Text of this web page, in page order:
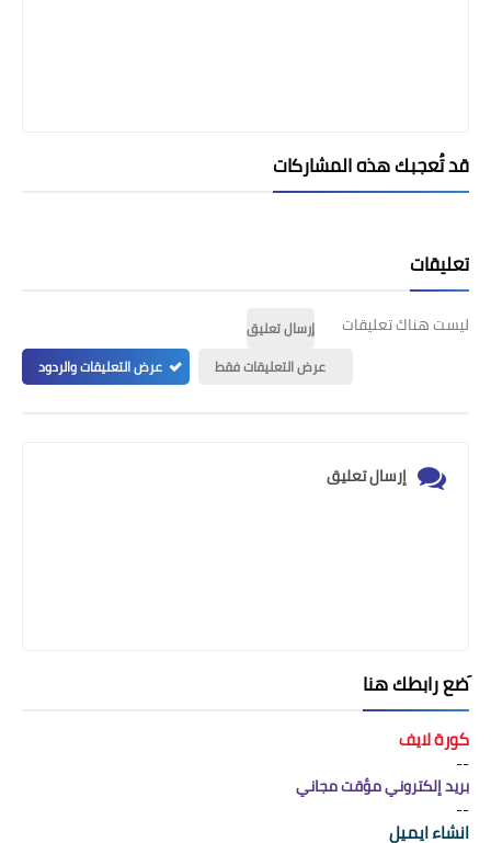
قد تُعجبك هذه المشاركات
تعليقات
ليست هناك تعليقات
إرسال تعليق
عرض التعليقات فقط
عرض التعليقات والردود
إرسال تعليق
َضع رابطك هنا
كورة لايف
--
بريد إلكتروني مؤقت مجاني
--
انشاء ايميل